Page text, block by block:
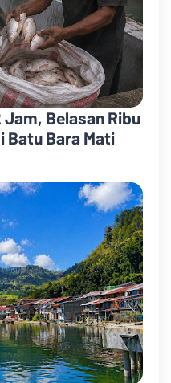
Belasan Ribu
Batu Bara Mati